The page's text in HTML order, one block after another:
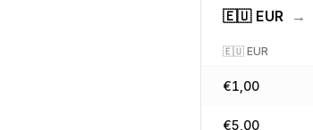
🇪🇺 EUR →
🇪🇺 EUR
€1,00
€5,00